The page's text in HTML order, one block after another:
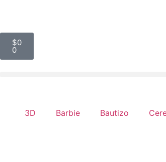
$0
0
3D Barbie Bautizo